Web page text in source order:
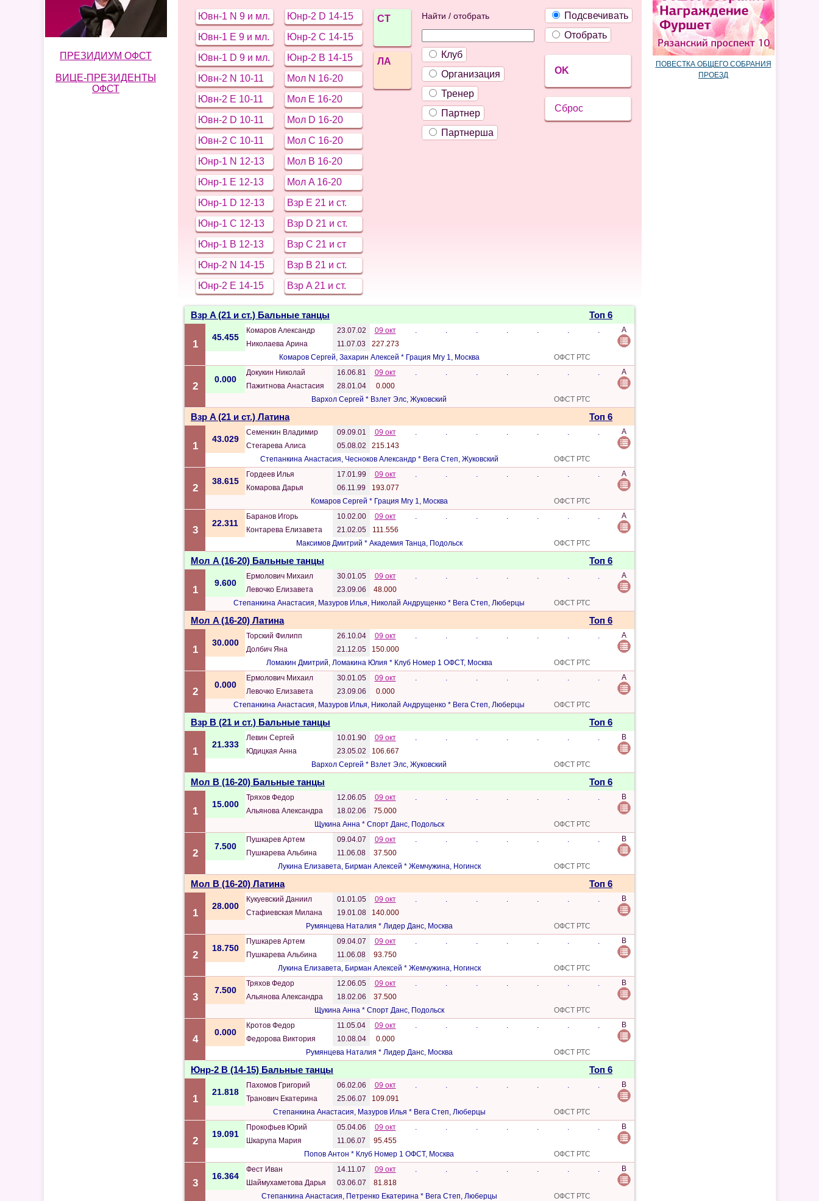
ПРЕЗИДИУМ ОФСТ
ВИЦЕ-ПРЕЗИДЕНТЫ
ОФСТ
Ювн-1 N 9 и мл.
Ювн-1 E 9 и мл.
Ювн-1 D 9 и мл.
Ювн-2 N 10-11
Ювн-2 E 10-11
Ювн-2 D 10-11
Ювн-2 C 10-11
Юнр-1 N 12-13
Юнр-1 E 12-13
Юнр-1 D 12-13
Юнр-1 C 12-13
Юнр-1 B 12-13
Юнр-2 N 14-15
Юнр-2 E 14-15
Юнр-2 D 14-15
Юнр-2 C 14-15
Юнр-2 B 14-15
Мол N 16-20
Мол E 16-20
Мол D 16-20
Мол C 16-20
Мол B 16-20
Мол A 16-20
Взр E 21 и ст.
Взр D 21 и ст.
Взр C 21 и ст
Взр B 21 и ст.
Взр A 21 и ст.
СТ
ЛА
Найти / отобрать
Клуб
Организация
Тренер
Партнер
Партнерша
Подсвечивать
Отобрать
OK
Сброс
Взр A (21 и ст.) Бальные танцы Топ 6
1
45.455
Комаров Александр 23.07.02 09 окт . . . . . . .
A
Николаева Арина
11.07.03
227.273
Комаров Сергей, Захарин Алексей * Грация Мгу 1, Москва
ОФСТ РТС
2
0.000
Докукин Николай 16.06.81 09 окт . . . . . . .
A
Пажитнова Анастасия
28.01.04
0.000
Вархол Сергей * Взлет Элс, Жуковский
ОФСТ РТС
Взр A (21 и ст.) Латина Топ 6
1
43.029
Семенкин Владимир 09.09.01 09 окт . . . . . . .
A
Стегарева Алиса
05.08.02
215.143
Степанкина Анастасия, Чесноков Александр * Вега Степ, Жуковский
ОФСТ РТС
2
38.615
Гордеев Илья 17.01.99 09 окт . . . . . . .
A
Комарова Дарья
06.11.99
193.077
Комаров Сергей * Грация Мгу 1, Москва
ОФСТ РТС
3
22.311
Баранов Игорь 10.02.00 09 окт . . . . . . .
A
Контарева Елизавета
21.02.05
111.556
Максимов Дмитрий * Академия Танца, Подольск
ОФСТ РТС
Мол A (16-20) Бальные танцы Топ 6
1
9.600
Ермолович Михаил 30.01.05 09 окт . . . . . . .
A
Левочко Елизавета
23.09.06
48.000
Степанкина Анастасия, Мазуров Илья, Николай Андрущенко * Вега Степ, Люберцы
ОФСТ РТС
Мол A (16-20) Латина Топ 6
1
30.000
Торский Филипп 26.10.04 09 окт . . . . . . .
A
Долбич Яна
21.12.05
150.000
Ломакин Дмитрий, Ломакина Юлия * Клуб Номер 1 ОФСТ, Москва
ОФСТ РТС
2
0.000
Ермолович Михаил 30.01.05 09 окт . . . . . . .
A
Левочко Елизавета
23.09.06
0.000
Степанкина Анастасия, Мазуров Илья, Николай Андрущенко * Вега Степ, Люберцы
ОФСТ РТС
Взр B (21 и ст.) Бальные танцы Топ 6
1
21.333
Левин Сергей 10.01.90 09 окт . . . . . . .
B
Юдицкая Анна
23.05.02
106.667
Вархол Сергей * Взлет Элс, Жуковский
ОФСТ РТС
Мол B (16-20) Бальные танцы Топ 6
1
15.000
Тряхов Федор 12.06.05 09 окт . . . . . . .
B
Альянова Александра
18.02.06
75.000
Щукина Анна * Спорт Данс, Подольск
ОФСТ РТС
2
7.500
Пушкарев Артем 09.04.07 09 окт . . . . . . .
B
Пушкарева Альбина
11.06.08
37.500
Лукина Елизавета, Бирман Алексей * Жемчужина, Ногинск
ОФСТ РТС
Мол B (16-20) Латина Топ 6
1
28.000
Кукуевский Даниил 01.01.05 09 окт . . . . . . .
B
Стафиевская Милана
19.01.08
140.000
Румянцева Наталия * Лидер Данс, Москва
ОФСТ РТС
2
18.750
Пушкарев Артем 09.04.07 09 окт . . . . . . .
B
Пушкарева Альбина
11.06.08
93.750
Лукина Елизавета, Бирман Алексей * Жемчужина, Ногинск
ОФСТ РТС
3
7.500
Тряхов Федор 12.06.05 09 окт . . . . . . .
B
Альянова Александра
18.02.06
37.500
Щукина Анна * Спорт Данс, Подольск
ОФСТ РТС
4
0.000
Кротов Федор 11.05.04 09 окт . . . . . . .
B
Федорова Виктория
10.08.04
0.000
Румянцева Наталия * Лидер Данс, Москва
ОФСТ РТС
Юнр-2 B (14-15) Бальные танцы Топ 6
1
21.818
Пахомов Григорий 06.02.06 09 окт . . . . . . .
B
Транович Екатерина
25.06.07
109.091
Степанкина Анастасия, Мазуров Илья * Вега Степ, Люберцы
ОФСТ РТС
2
19.091
Прокофьев Юрий 05.04.06 09 окт . . . . . . .
B
Шкарупа Мария
11.06.07
95.455
Попов Антон * Клуб Номер 1 ОФСТ, Москва
ОФСТ РТС
3
16.364
Фест Иван 14.11.07 09 окт . . . . . . .
B
Шаймухаметова Дарья
03.06.07
81.818
Степанкина Анастасия, Петренко Екатерина * Вега Степ, Люберцы
ОФСТ РТС
ПОВЕСТКА ОБЩЕГО СОБРАНИЯ
ПРОЕЗД